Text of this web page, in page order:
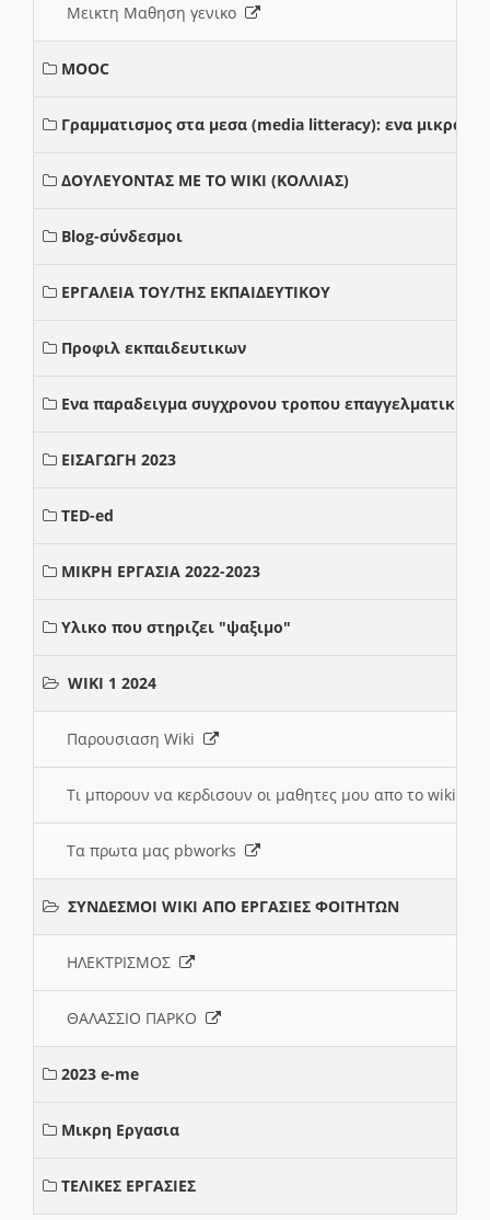
Μεικτη Μαθηση γενικο
MOOC
Γραμματισμος στα μεσα (media litteracy): ενα μικρο
ΔΟΥΛΕΥΟΝΤΑΣ ΜΕ ΤΟ WIKI (ΚΟΛΛΙΑΣ)
Blog-σύνδεσμοι
ΕΡΓΑΛΕΙΑ ΤΟΥ/ΤΗΣ ΕΚΠΑΙΔΕΥΤΙΚΟΥ
Προφιλ εκπαιδευτικων
Ενα παραδειγμα συγχρονου τροπου επαγγελματικης
ΕΙΣΑΓΩΓΗ 2023
TED-ed
ΜΙΚΡΗ ΕΡΓΑΣΙΑ 2022-2023
Υλικο που στηριζει "ψαξιμο"
WIKI 1 2024
Παρουσιαση Wiki
Τι μπορουν να κερδισουν οι μαθητες μου απο το wiki
Τα πρωτα μας pbworks
ΣΥΝΔΕΣΜΟΙ WIKI ΑΠΟ ΕΡΓΑΣΙΕΣ ΦΟΙΤΗΤΩΝ
ΗΛΕΚΤΡΙΣΜΟΣ
ΘΑΛΑΣΣΙΟ ΠΑΡΚΟ
2023 e-me
Μικρη Εργασια
ΤΕΛΙΚΕΣ ΕΡΓΑΣΙΕΣ